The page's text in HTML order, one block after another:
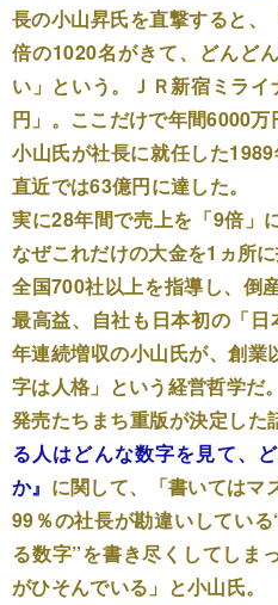
長の小山昇氏を直撃すると
倍の1020名がきて、どんど
い」という。ＪＲ新宿ミラ
円」。ここだけで年間6000万
小山氏が社長に就任した1989
直近では63億円に達した。
実に28年間で売上を「9倍」
なぜこれだけの大金を1ヵ所
全国700社以上を指導し、倒
最高益、自社も日本初の「
年連続増収の小山氏が、創業
字は人格」という経営哲学だ。
発売たちまち重版が決定した
る人はどんな数字を見て、
か』 に関して、「書いてはマ
99％の社長が勘違いしてい
る数字”を書き尽くしてしま
がひそんでいる」と小山氏。